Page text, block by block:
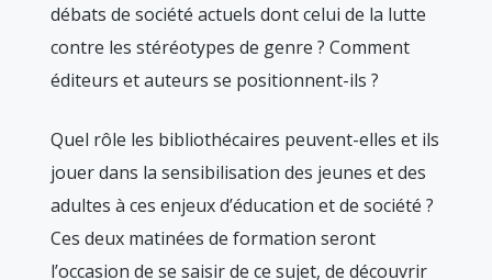
débats de société actuels dont celui de la lutte
contre les stéréotypes de genre ? Comment
éditeurs et auteurs se positionnent-ils ?
Quel rôle les bibliothécaires peuvent-elles et ils
jouer dans la sensibilisation des jeunes et des
adultes à ces enjeux d’éducation et de société ?
Ces deux matinées de formation seront
l’occasion de se saisir de ce sujet, de découvrir